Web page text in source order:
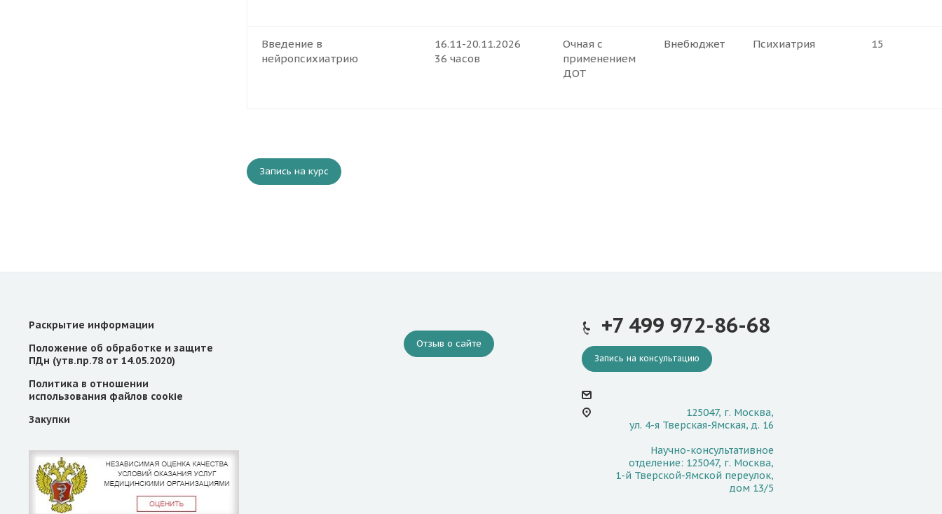
Введение в
нейропсихиатрию
16.11-20.11.2026
36 часов
Очная с
применением
ДОТ
Внебюджет Психиатрия 15
Запись на курс
Раскрытие информации
Положение об обработке и защите
ПДн (утв.пр.78 от 14.05.2020)
Политика в отношении
использования файлов cookie
Закупки
Отзыв о сайте
+7 499 972-86-68
Запись на консультацию
125047, г. Москва,
ул. 4-я Тверская-Ямская, д. 16
Научно-консультативное
отделение: 125047, г. Москва,
1-й Тверской-Ямской переулок,
дом 13/5